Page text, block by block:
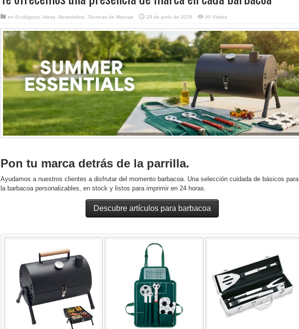
en Ecológicos Ideas Novedades Técnicas de Marcaje 29 de junio de 2026 40 Visitas
Pon tu marca detrás de la parrilla.
Ayudamos a nuestros clientes a disfrutar del momento barbacoa. Una selección cuidada de básicos para
la barbacoa personalizables, en stock y listos para imprimir en 24 horas.
Descubre artículos para barbacoa